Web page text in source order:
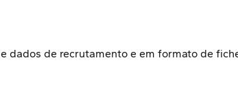
dados de recrutamento e em formato de